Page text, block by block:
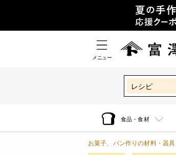
メニュー
レシピ
食品・食材
お菓子、パン作りの材料・器具